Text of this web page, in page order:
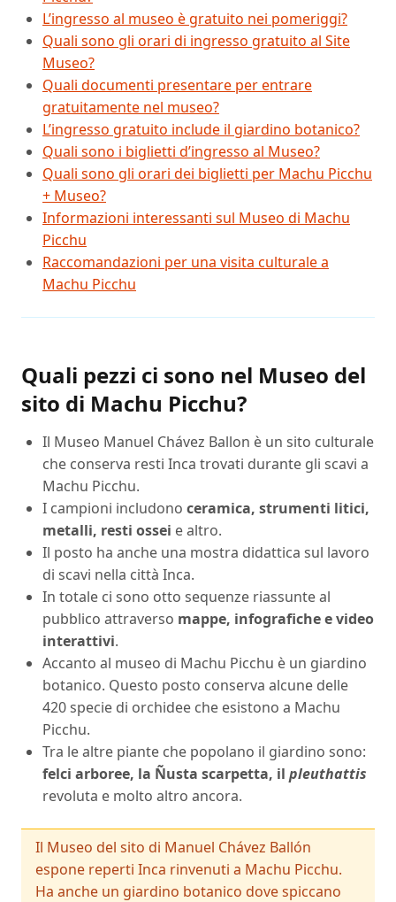
L’ingresso al museo è gratuito nei pomeriggi?
Quali sono gli orari di ingresso gratuito al Site
Museo?
Quali documenti presentare per entrare
gratuitamente nel museo?
L’ingresso gratuito include il giardino botanico?
Quali sono i biglietti d’ingresso al Museo?
Quali sono gli orari dei biglietti per Machu Picchu
+ Museo?
Informazioni interessanti sul Museo di Machu
Picchu
Raccomandazioni per una visita culturale a
Machu Picchu
Quali pezzi ci sono nel Museo del
sito di Machu Picchu?
Il Museo Manuel Chávez Ballon è un sito culturale
che conserva resti Inca trovati durante gli scavi a
Machu Picchu.
I campioni includono ceramica, strumenti litici,
metalli, resti ossei e altro.
Il posto ha anche una mostra didattica sul lavoro
di scavi nella città Inca.
In totale ci sono otto sequenze riassunte al
pubblico attraverso mappe, infografiche e video
interattivi.
Accanto al museo di Machu Picchu è un giardino
botanico. Questo posto conserva alcune delle
420 specie di orchidee che esistono a Machu
Picchu.
Tra le altre piante che popolano il giardino sono:
felci arboree, la Ñusta scarpetta, il pleuthattis
revoluta e molto altro ancora.
Il Museo del sito di Manuel Chávez Ballón
espone reperti Inca rinvenuti a Machu Picchu.
Ha anche un giardino botanico dove spiccano